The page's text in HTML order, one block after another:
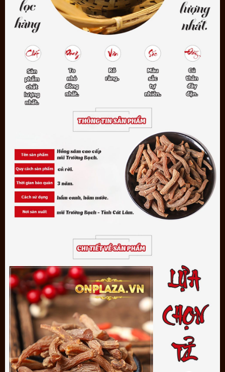
- Tác dụng của sản phẩm có thể thay đổi tùy theo tình trạng cơ địa
của mỗi người.